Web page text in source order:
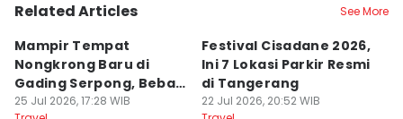
Related Articles See More
Mampir Tempat
Nongkrong Baru di
Gading Serpong, Bebas
Bayar Parkir
25 Jul 2026, 17:28 WIB
Festival Cisadane 2026,
Ini 7 Lokasi Parkir Resmi
di Tangerang
22 Jul 2026, 20:52 WIB